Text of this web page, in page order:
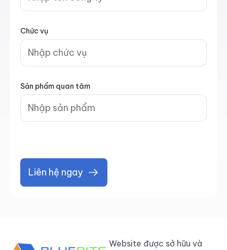
Chức vụ
Sản phẩm quan tâm
Liên hệ ngay
Website được sở hữu và